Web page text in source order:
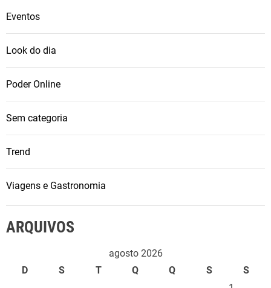
Eventos
Look do dia
Poder Online
Sem categoria
Trend
Viagens e Gastronomia
ARQUIVOS
agosto 2026
D
S T Q Q S
S